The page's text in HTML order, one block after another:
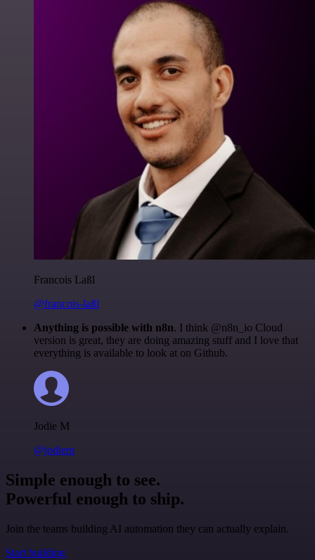
Francois Laßl
@francois-laßl
Anything is possible with n8n. I think @n8n_io Cloud
version is great, they are doing amazing stuff and I love that
everything is available to look at on Github.
Jodie M
@jodiem
Simple enough to see.
Powerful enough to ship.
Join the teams building AI automation they can actually explain.
Start building